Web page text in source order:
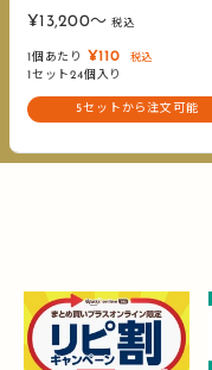
販
価
¥13,200〜 税込
1個あたり ¥110 税込
1セット24個入り
5セットから注文可能